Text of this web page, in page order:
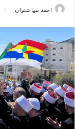
احمد ضیا شنواری